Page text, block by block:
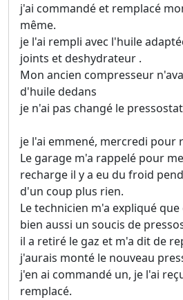
j'ai commandé et remplacé
même.
je l'ai rempli avec l'huile
joints et deshydrateur .
Mon ancien compresseur
d'huile dedans
je n'ai pas changé le
je l'ai emmené, mercredi pour
Le garage m'a rappelé pour
recharge il y a eu du froid
d'un coup plus rien.
Le technicien m'a expliqué
bien aussi un soucis de
il a retiré le gaz et m'a dit de
j'aurais monté le nouveau
j'en ai commandé un, je l'ai
remplacé.